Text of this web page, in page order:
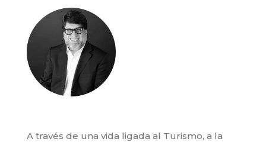
A través de una vida ligada al Turismo, a la